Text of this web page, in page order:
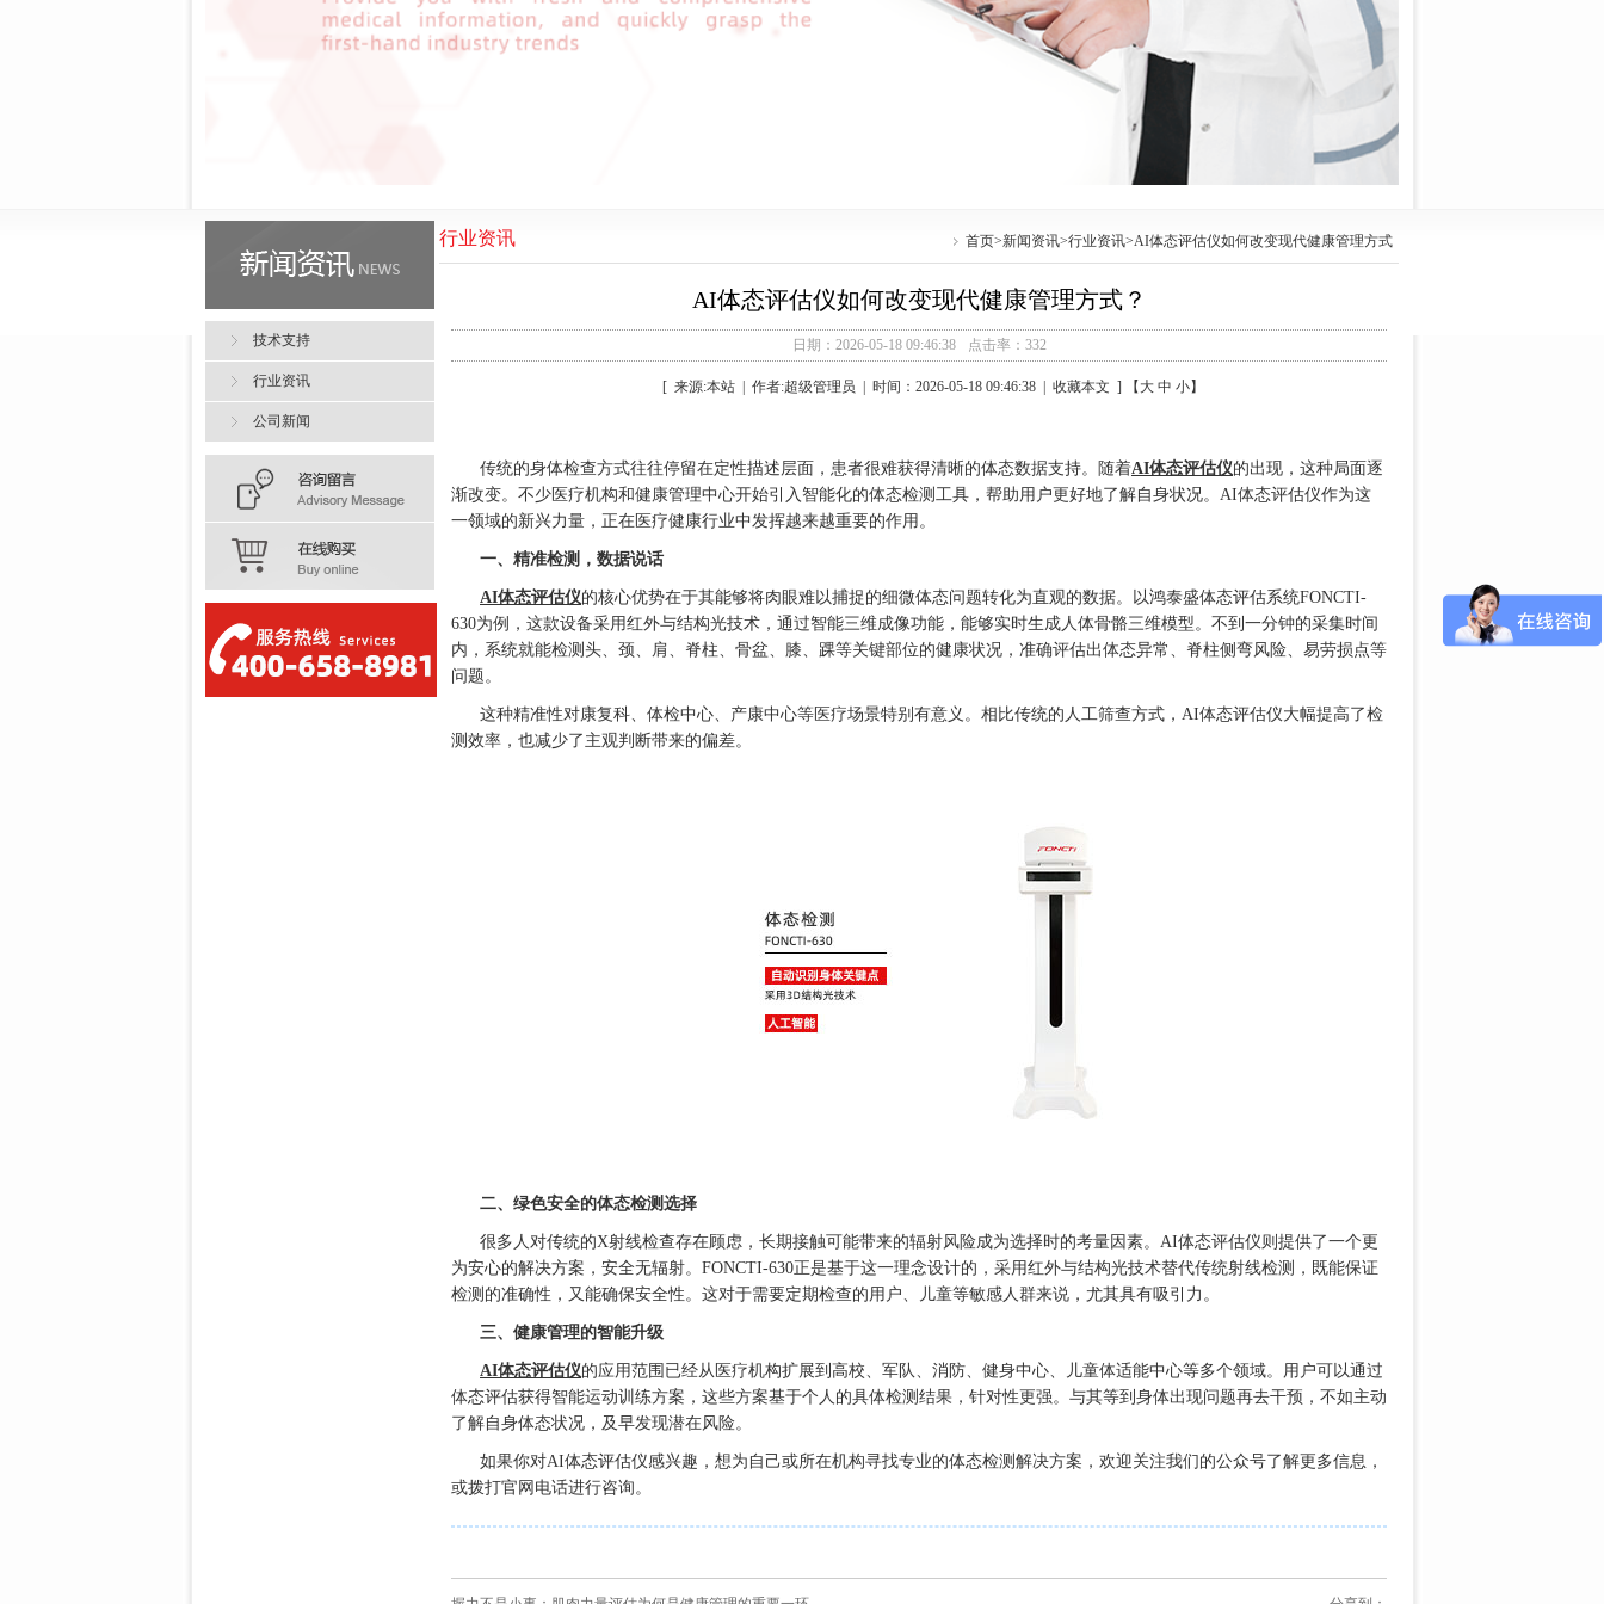
行业资讯 首页>新闻资讯>行业资讯>AI体态评估仪如何改变现代健康管理方式
AI体态评估仪如何改变现代健康管理方式？
日期：2026-05-18 09:46:38 点击率：332
[ 来源:本站 | 作者:超级管理员 | 时间：2026-05-18 09:46:38 | 收藏本文 ] 【大 中 小】
传统的身体检查方式往往停留在定性描述层面，患者很难获得清晰的体态数据支持。随着AI体态评估仪的出现，这种局面逐
渐改变。不少医疗机构和健康管理中心开始引入智能化的体态检测工具，帮助用户更好地了解自身状况。AI体态评估仪作为这
一领域的新兴力量，正在医疗健康行业中发挥越来越重要的作用。
一、精准检测，数据说话
AI体态评估仪的核心优势在于其能够将肉眼难以捕捉的细微体态问题转化为直观的数据。以鸿泰盛体态评估系统FONCTI-
630为例，这款设备采用红外与结构光技术，通过智能三维成像功能，能够实时生成人体骨骼三维模型。不到一分钟的采集时间
内，系统就能检测头、颈、肩、脊柱、骨盆、膝、踝等关键部位的健康状况，准确评估出体态异常、脊柱侧弯风险、易劳损点等
问题。
这种精准性对康复科、体检中心、产康中心等医疗场景特别有意义。相比传统的人工筛查方式，AI体态评估仪大幅提高了检
测效率，也减少了主观判断带来的偏差。
二、绿色安全的体态检测选择
很多人对传统的X射线检查存在顾虑，长期接触可能带来的辐射风险成为选择时的考量因素。AI体态评估仪则提供了一个更
为安心的解决方案，安全无辐射。FONCTI-630正是基于这一理念设计的，采用红外与结构光技术替代传统射线检测，既能保证
检测的准确性，又能确保安全性。这对于需要定期检查的用户、儿童等敏感人群来说，尤其具有吸引力。
三、健康管理的智能升级
AI体态评估仪的应用范围已经从医疗机构扩展到高校、军队、消防、健身中心、儿童体适能中心等多个领域。用户可以通过
体态评估获得智能运动训练方案，这些方案基于个人的具体检测结果，针对性更强。与其等到身体出现问题再去干预，不如主动
了解自身体态状况，及早发现潜在风险。
如果你对AI体态评估仪感兴趣，想为自己或所在机构寻找专业的体态检测解决方案，欢迎关注我们的公众号了解更多信息，
或拨打官网电话进行咨询。
技术支持
行业资讯
公司新闻